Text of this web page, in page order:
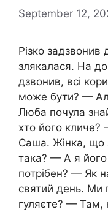
September 12,
Різко
злякалacя. На
дзвонив, всі
може бути? —
Люба почула
хто його
Саша. Жінка, що
така? — А я
потрібен? — Як
святий день. Ми
гуляєте? — Там,